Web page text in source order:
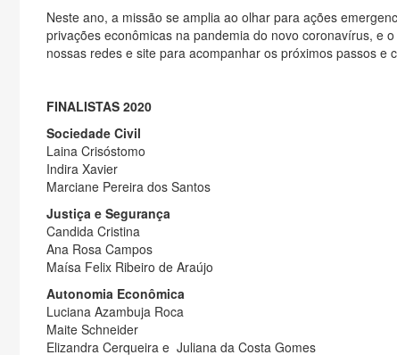
Neste ano, a missão se amplia ao olhar para ações
privações econômicas na pandemia do novo coronavírus, e
nossas redes e site para acompanhar os próximos passos
FINALISTAS 2020
Sociedade Civil
Laina Crisóstomo
Indira Xavier
Marciane Pereira dos Santos
Justiça e Segurança
Candida Cristina
Ana Rosa Campos
Maísa Felix Ribeiro de Araújo
Autonomia Econômica
Luciana Azambuja Roca
Maite Schneider
Elizandra Cerqueira e Juliana da Costa Gomes